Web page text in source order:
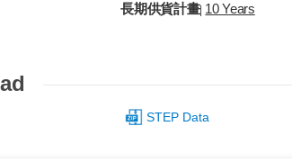
長期供貨計畫| 10 Years
STEP Data